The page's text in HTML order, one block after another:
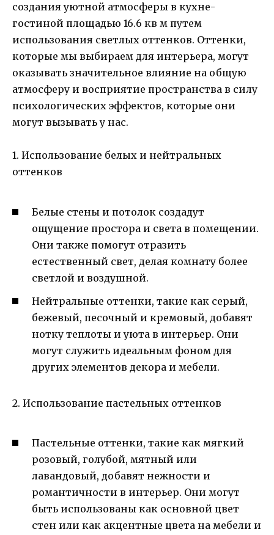
создания уютной атмосферы в кухне-
гостиной площадью 16.6 кв м путем
использования светлых оттенков. Оттенки,
которые мы выбираем для интерьера, могут
оказывать значительное влияние на общую
атмосферу и восприятие пространства в силу
психологических эффектов, которые они
могут вызывать у нас.
1. Использование белых и нейтральных
оттенков
Белые стены и потолок создадут
ощущение простора и света в помещении.
Они также помогут отразить
естественный свет, делая комнату более
светлой и воздушной.
Нейтральные оттенки, такие как серый,
бежевый, песочный и кремовый, добавят
нотку теплоты и уюта в интерьер. Они
могут служить идеальным фоном для
других элементов декора и мебели.
2. Использование пастельных оттенков
Пастельные оттенки, такие как мягкий
розовый, голубой, мятный или
лавандовый, добавят нежности и
романтичности в интерьер. Они могут
быть использованы как основной цвет
стен или как акцентные цвета на мебели и